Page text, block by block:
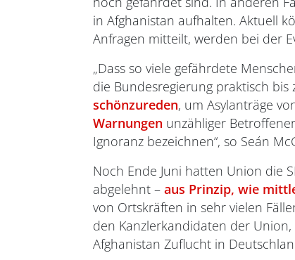
in Afghanistan aufhalten. Aktuell
Anfragen mitteilt, werden bei der
„Dass so viele gefährdete
die Bundesregierung praktisch
schönzureden, um Asylanträge
Warnungen unzähliger
Ignoranz bezeichnen“, so Seán
Noch Ende Juni hatten Union die
abgelehnt – aus Prinzip, wie
von Ortskräften in sehr vielen
den Kanzlerkandidaten der
Afghanistan Zuflucht in